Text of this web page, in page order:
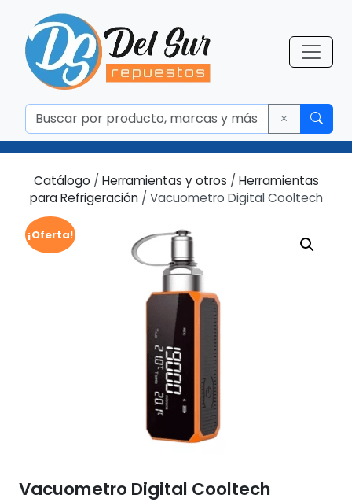
¡Oferta!
Catálogo / Herramientas y otros / Herramientas
para Refrigeración/ Vacuometro Digital Cooltech
Vacuometro Digital Cooltech